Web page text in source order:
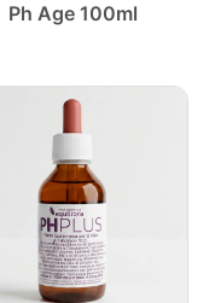
Ph Age 100ml